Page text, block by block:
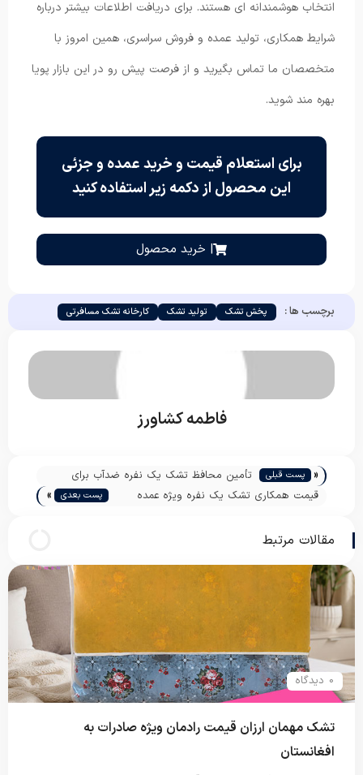
انتخاب هوشمندانه ای هستند. برای دریافت اطلاعات بیشتر درباره
شرایط همکاری، تولید عمده و فروش سراسری، همین امروز با
متخصصان ما تماس بگیرید و از فرصت پیش رو در این بازار پویا
بهره مند شوید.
برای استعلام قیمت و خرید عمده و جزئی
این محصول از دکمه زیر استفاده کنید
| خرید محصول
برچسب ها : پخش تشک تولید تشک کارخانه تشک مسافرتی
فاطمه کشاورز
« پست قبلی
تأمین محافظ تشک یک نفره ضدآب برای
فروش عمده
قیمت همکاری تشک یک نفره ویژه عمده
پست بعدی »
مقالات مرتبط
0 دیدگاه
تشک مهمان ارزان قیمت رادمان ویژه صادرات به
افغانستان